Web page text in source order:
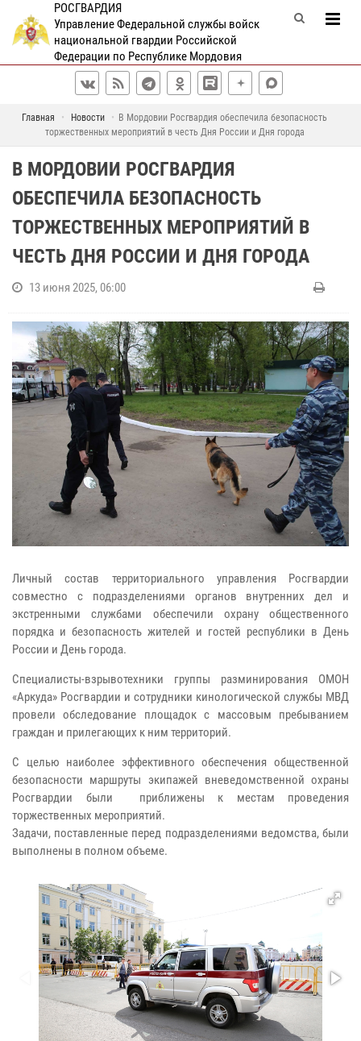
РОСГВАРДИЯ
Управление Федеральной службы войск
национальной гвардии Российской
Федерации по Республике Мордовия
Главная Новости
В Мордовии Росгвардия обеспечила безопасность
торжественных мероприятий в честь Дня России и Дня города
В МОРДОВИИ РОСГВАРДИЯ
ОБЕСПЕЧИЛА БЕЗОПАСНОСТЬ
ТОРЖЕСТВЕННЫХ МЕРОПРИЯТИЙ В
ЧЕСТЬ ДНЯ РОССИИ И ДНЯ ГОРОДА
13 июня 2025, 06:00
Личный состав территориального управления Росгвардии
совместно с подразделениями органов внутренних дел и
экстренными службами обеспечили охрану общественного
порядка и безопасность жителей и гостей республики в День
России и День города.
Специалисты-взрывотехники группы разминирования ОМОН
«Аркуда» Росгвардии и сотрудники кинологической службы МВД
провели обследование площадок с массовым пребыванием
граждан и прилегающих к ним территорий.
С целью наиболее эффективного обеспечения общественной
безопасности маршруты экипажей вневедомственной охраны
Росгвардии были приближены к местам проведения
торжественных мероприятий.
Задачи, поставленные перед подразделениями ведомства, были
выполнены в полном объеме.